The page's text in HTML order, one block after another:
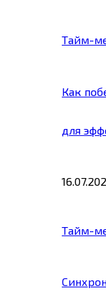
Тайм-
Как
для
Тайм-